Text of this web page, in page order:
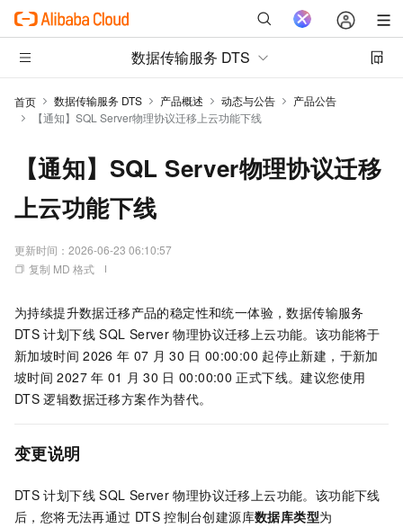
数据传输服务 DTS
首页 数据传输服务 DTS 产品概述 动态与公告
产品公告
【通知】SQL Server物理协议迁移上云功能下线
【通知】SQL Server物理协议迁移
上云功能下线
更新时间： 2026-06-23 06:10:57
复制 MD 格式
为持续提升数据迁移产品的稳定性和统一体验，数据传输服务
DTS 计划下线 SQL Server 物理协议迁移上云功能。该功能将于
新加坡时间 2026 年 07 月 30 日 00:00:00 起停止新建，于新加
坡时间 2027 年 01 月 30 日 00:00:00 正式下线。建议您使用
DTS 逻辑数据迁移方案作为替代。
变更说明
DTS 计划下线 SQL Server 物理协议迁移上云功能。该功能下线
后，您将无法再通过 DTS 控制台创建源库数据库类型为